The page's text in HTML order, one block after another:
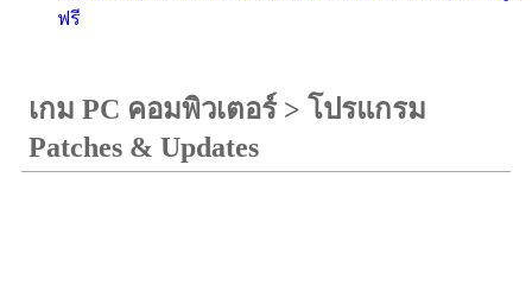
ฟรี
เกม PC คอมพิวเตอร์> โปรแกรม
Patches & Updates